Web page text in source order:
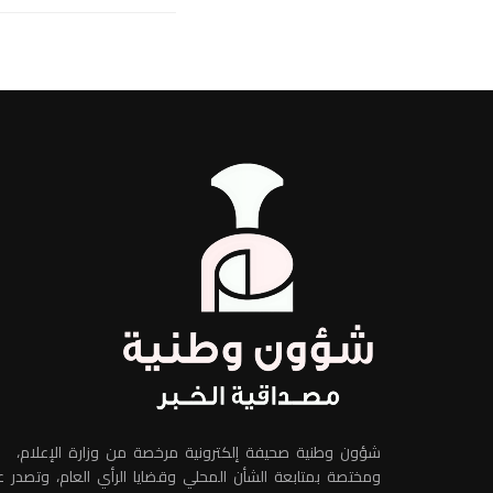
شؤون وطنية صحيفة إلكترونية مرخصة من وزارة الإعلام،
ومختصة بمتابعة الشأن المحلي وقضايا الرأي العام،